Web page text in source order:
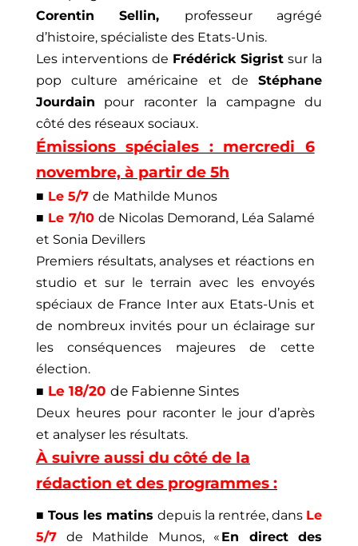
Corentin Sellin, professeur agrégé
d’histoire, spécialiste des Etats-Unis.
Les interventions de Frédérick Sigrist sur la
pop culture américaine et de Stéphane
Jourdain pour raconter la campagne du
côté des réseaux sociaux.
Émissions spéciales : mercredi 6
novembre, à partir de 5h
■ Le 5/7 de Mathilde Munos
■ Le 7/10 de Nicolas Demorand, Léa Salamé
et Sonia Devillers
Premiers résultats, analyses et réactions en
studio et sur le terrain avec les envoyés
spéciaux de France Inter aux Etats-Unis et
de nombreux invités pour un éclairage sur
les conséquences majeures de cette
élection.
■ Le 18/20 de Fabienne Sintes
Deux heures pour raconter le jour d’après
et analyser les résultats.
À suivre aussi du côté de la
rédaction et des programmes :
■ Tous les matins depuis la rentrée, dans Le
5/7
de Mathilde Munos, « En direct des